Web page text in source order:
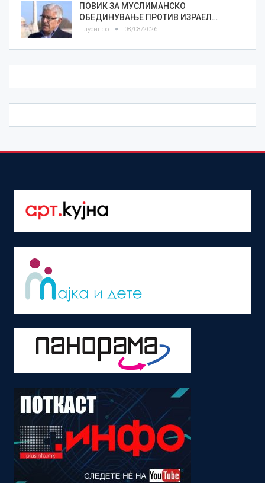
ПОВИК ЗА МУСЛИМАНСКО
ОБЕДИНУВАЊЕ ПРОТИВ ИЗРАЕЛ…
Плусинфо 08/08/2026